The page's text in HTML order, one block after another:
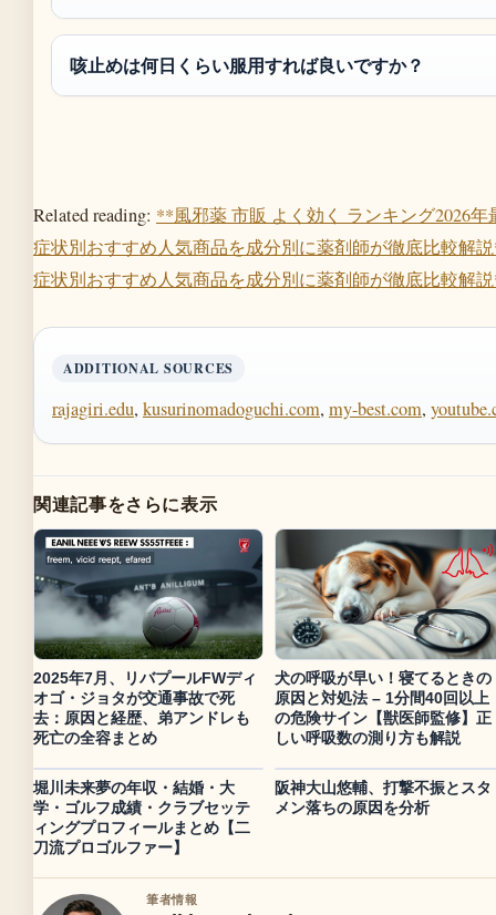
咳止めは何日くらい服用すれば良いですか？
Related reading: **風邪薬 市販 よく効く ランキング2026年
症状別おすすめ人気商品を成分別に薬剤師が徹底比較解
症状別おすすめ人気商品を成分別に薬剤師が徹底比較解
ADDITIONAL SOURCES
rajagiri.edu, kusurinomadoguchi.com, my-best.com,
関連記事をさらに表示
2025年7月、リバプールFWディ
オゴ・ジョタが交通事故で死
去：原因と経歴、弟アンドレも
死亡の全容まとめ
犬の呼吸が早い！寝てるときの
原因と対処法 – 1分間40回以上
の危険サイン【獣医師監修】正
しい呼吸数の測り方も解説
堀川未来夢の年収・結婚・大
学・ゴルフ成績・クラブセッテ
ィングプロフィールまとめ【二
刀流プロゴルファー】
阪神大山悠輔、打撃不振とスタ
メン落ちの原因を分析
筆者情報